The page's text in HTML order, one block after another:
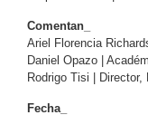
Comentan_
Ariel Florencia
Daniel Opazo |
Rodrigo Tisi |
Fecha_